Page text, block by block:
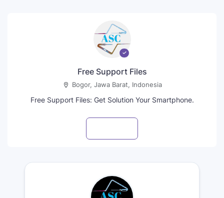
Free Support Files
Bogor, Jawa Barat, Indonesia
Free Support Files: Get Solution Your Smartphone.